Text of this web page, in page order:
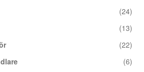
(24)
(13)
(22)
(6)